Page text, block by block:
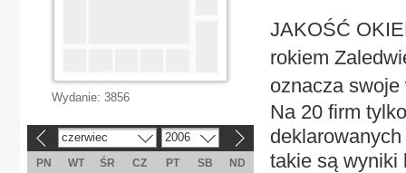
JAKOŚĆ
rokiem
oznacza swoje
Na 20 firm
takie są wyniki
Wydanie: 3856
czerwiec 2006
PN WT ŚR CZ PT SB
ND